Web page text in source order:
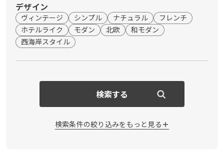
デザイン
ヴィンテージ シンプル ナチュラル
フレンチ
ホテルライク
モダン 北欧
和モダン
西海岸スタイル
外壁の色
ツートン
ブラック系
検索する
検索条件の絞り込みをもっと見る